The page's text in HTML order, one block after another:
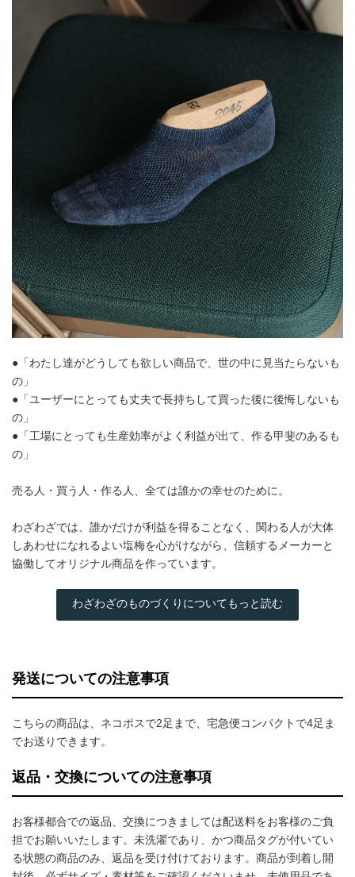
●「わたし達がどうしても欲しい商品で、世の中に見当たらないも
の」
●「ユーザーにとっても丈夫で長持ちして買った後に後悔しないも
の」
●「工場にとっても生産効率がよく利益が出て、作る甲斐のあるも
の」
売る人・買う人・作る人、全ては誰かの幸せのために。
わざわざでは、誰かだけが利益を得ることなく、関わる人が大体
しあわせになれるよい塩梅を心がけながら、信頼するメーカーと
協働してオリジナル商品を作っています。
わざわざのものづくりについてもっと読む
発送についての注意事項
こちらの商品は、ネコポスで2足まで、宅急便コンパクトで4足ま
でお送りできます。
返品・交換についての注意事項
お客様都合での返品、交換につきましては配送料をお客様のご負
担でお願いいたします。未洗濯であり、かつ商品タグが付いてい
る状態の商品のみ、返品を受け付けております。商品が到着し開